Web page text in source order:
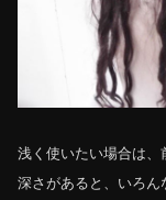
浅く使いたい場合は、
深さがあると、いろん